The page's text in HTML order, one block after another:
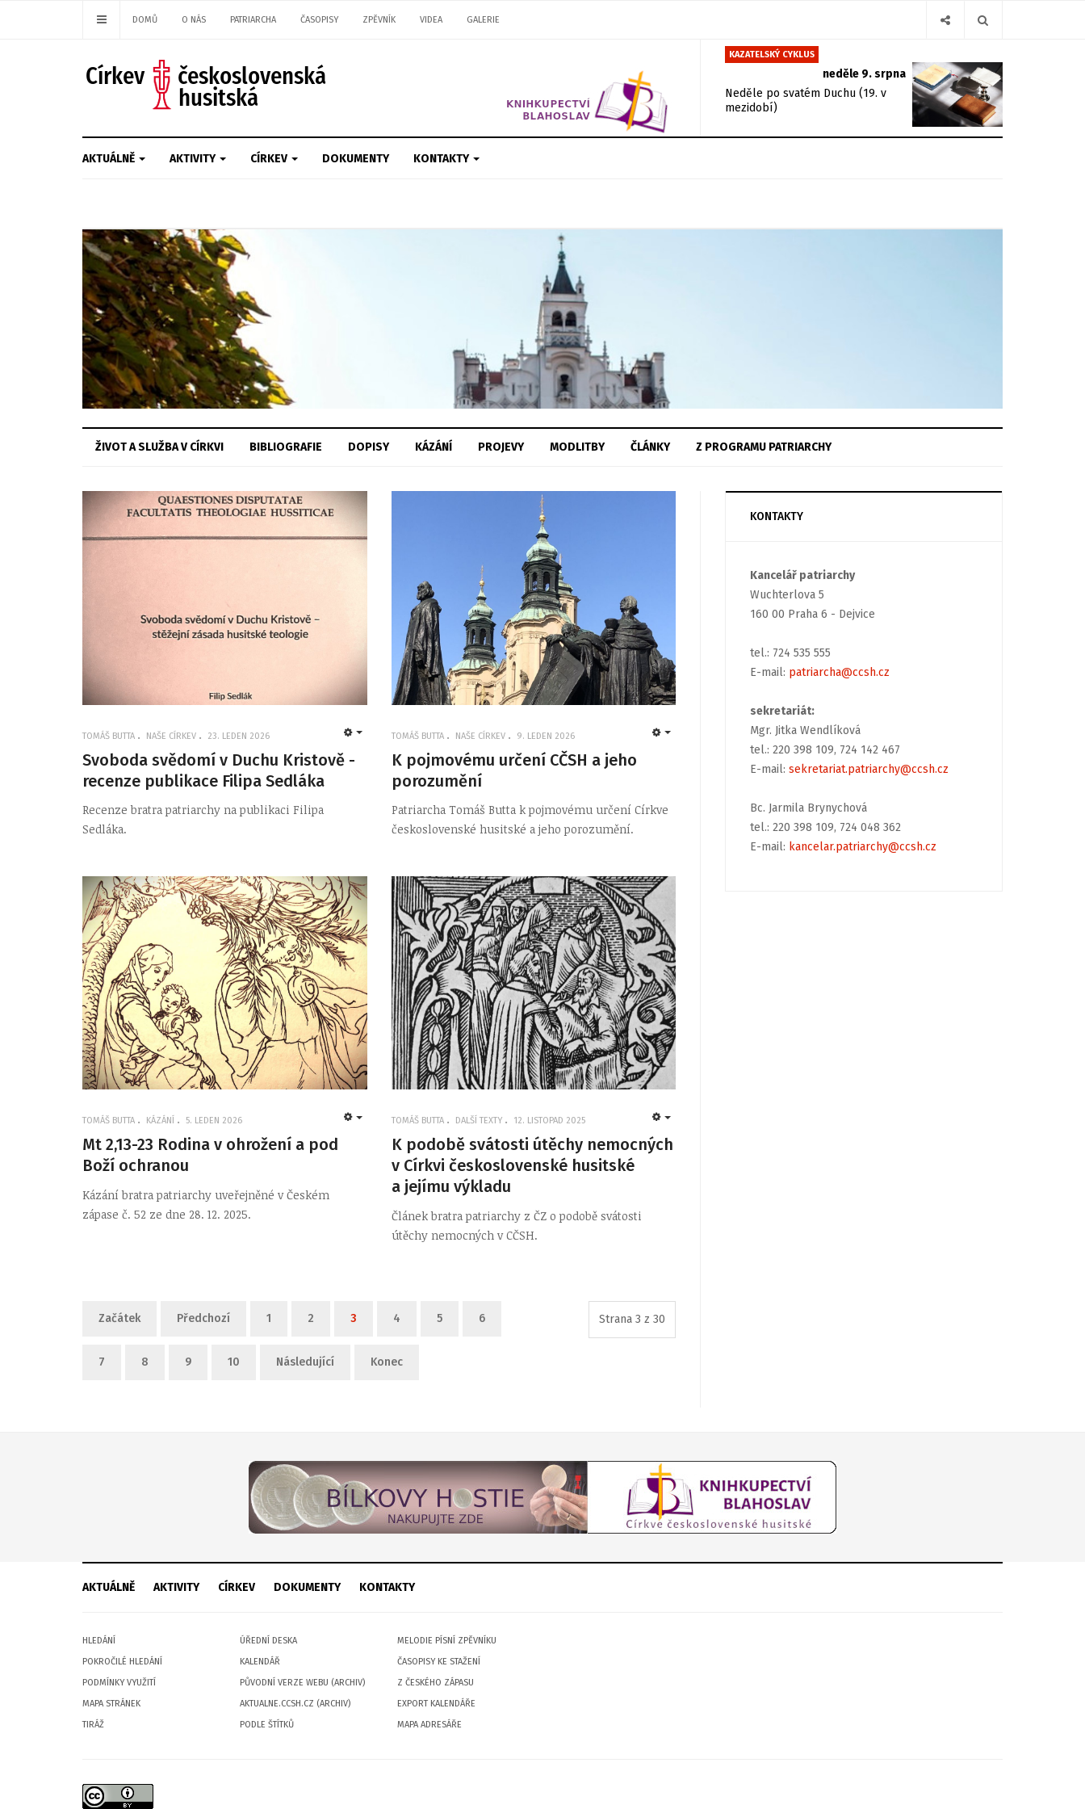
DOMŮ O NÁS PATRIARCHA ČASOPISY ZPĚVNÍK VIDEA GALERIE
KAZATELSKÝ CYKLUS
neděle 9. srpna
Neděle po svatém Duchu (19. v
mezidobí)
AKTUÁLNĚ AKTIVITY CÍRKEV DOKUMENTY KONTAKTY
ŽIVOT A SLUŽBA V CÍRKVI BIBLIOGRAFIE DOPISY KÁZÁNÍ PROJEVY MODLITBY ČLÁNKY Z PROGRAMU PATRIARCHY
TOMÁŠ BUTTA NAŠE CÍRKEV 23. LEDEN 2026
Svoboda svědomí v Duchu Kristově -
recenze publikace Filipa Sedláka
Recenze bratra patriarchy na publikaci Filipa
Sedláka.
TOMÁŠ BUTTA NAŠE CÍRKEV 9. LEDEN 2026
K pojmovému určení CČSH a jeho
porozumění
Patriarcha Tomáš Butta k pojmovému určení Církve
československé husitské a jeho porozumění.
TOMÁŠ BUTTA KÁZÁNÍ 5. LEDEN 2026
Mt 2,13-23 Rodina v ohrožení a pod
Boží ochranou
Kázání bratra patriarchy uveřejněné v Českém
zápase č. 52 ze dne 28. 12. 2025.
TOMÁŠ BUTTA DALŠÍ TEXTY 12. LISTOPAD 2025
K podobě svátosti útěchy nemocných
v Církvi československé husitské
a jejímu výkladu
Článek bratra patriarchy z ČZ o podobě svátosti
útěchy nemocných v CČSH.
Strana 3 z 30
Začátek Předchozí 1 2 3 4 5 6
7 8 9 10 Následující Konec
KONTAKTY
Kancelář patriarchy
Wuchterlova 5
160 00 Praha 6 - Dejvice
tel.: 724 535 555
E-mail: patriarcha@ccsh.cz
sekretariát:
Mgr. Jitka Wendlíková
tel.: 220 398 109, 724 142 467
E-mail: sekretariat.patriarchy@ccsh.cz
Bc. Jarmila Brynychová
tel.: 220 398 109, 724 048 362
E-mail: kancelar.patriarchy@ccsh.cz
AKTUÁLNĚ AKTIVITY CÍRKEV DOKUMENTY KONTAKTY
HLEDÁNÍ
POKROČILÉ HLEDÁNÍ
PODMÍNKY VYUŽITÍ
MAPA STRÁNEK
TIRÁŽ
ÚŘEDNÍ DESKA
KALENDÁŘ
PŮVODNÍ VERZE WEBU (ARCHIV)
AKTUALNE.CCSH.CZ (ARCHIV)
PODLE ŠTÍTKŮ
MELODIE PÍSNÍ ZPĚVNÍKU
ČASOPISY KE STAŽENÍ
Z ČESKÉHO ZÁPASU
EXPORT KALENDÁŘE
MAPA ADRESÁŘE